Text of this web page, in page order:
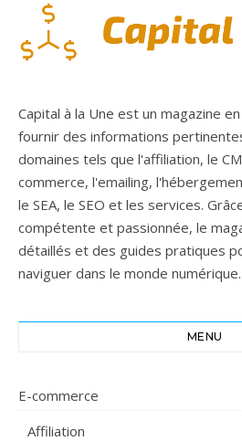
Capital à la Une est un magazine
fournir des informations
domaines tels que l'affiliation, le
commerce, l'emailing,
le SEA, le SEO et les services.
compétente et passionnée, le
détaillés et des guides pratiques
naviguer dans le monde numérique.
MENU
E-commerce
Affiliation